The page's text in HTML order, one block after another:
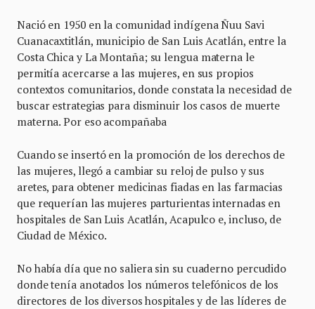
Nació en 1950 en la comunidad indígena Ñuu Savi
Cuanacaxtitlán, municipio de San Luis Acatlán, entre la
Costa Chica y La Montaña; su lengua materna le
permitía acercarse a las mujeres, en sus propios
contextos comunitarios, donde constata la necesidad de
buscar estrategias para disminuir los casos de muerte
materna. Por eso acompañaba
Cuando se insertó en la promoción de los derechos de
las mujeres, llegó a cambiar su reloj de pulso y sus
aretes, para obtener medicinas fiadas en las farmacias
que requerían las mujeres parturientas internadas en
hospitales de San Luis Acatlán, Acapulco e, incluso, de
Ciudad de México.
No había día que no saliera sin su cuaderno percudido
donde tenía anotados los números telefónicos de los
directores de los diversos hospitales y de las líderes de